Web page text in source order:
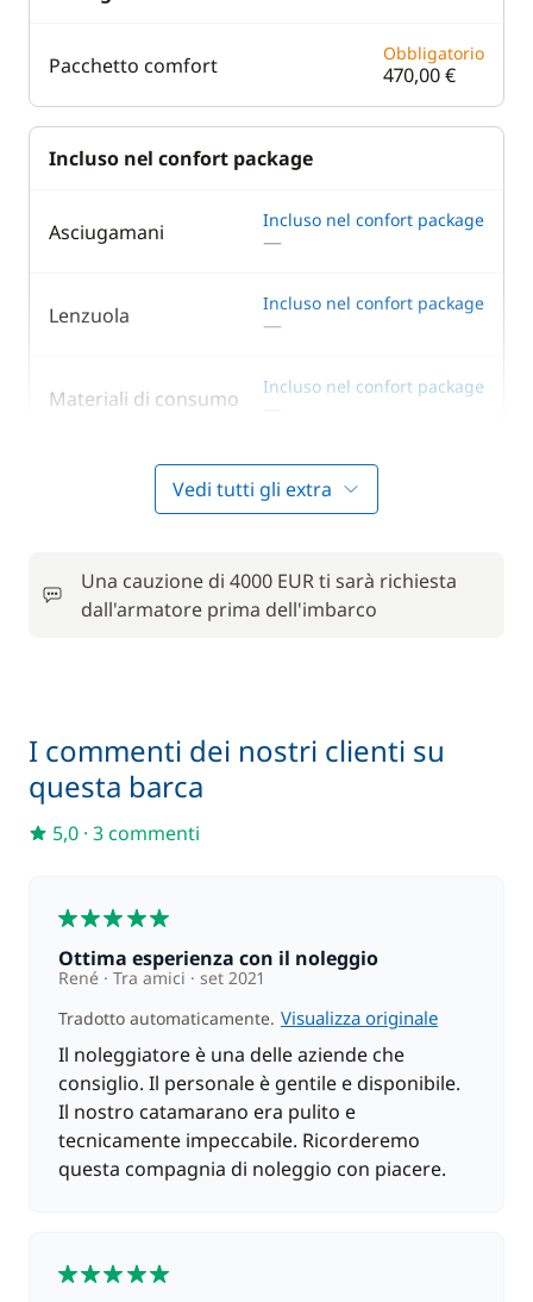
Pacchetto comfort Obbligatorio
470,00 €
Incluso nel confort package
Asciugamani Incluso nel confort package
—
Lenzuola Incluso nel confort package
—
Materiali di consumo Incluso nel confort package
Incluso nel confort package
—
—
Assicurazione Damage waiver
Vedi tutti gli extra
Una cauzione di 4000 EUR ti sarà richiesta
dall'armatore prima dell'imbarco
I commenti dei nostri clienti su
questa barca
5,0 · 3 commenti
Ottima esperienza con il noleggio
René Tra amici
set 2021
Tradotto automaticamente. Visualizza originale
Il noleggiatore è una delle aziende che
consiglio. Il personale è gentile e disponibile.
Il nostro catamarano era pulito e
tecnicamente impeccabile. Ricorderemo
questa compagnia di noleggio con piacere.